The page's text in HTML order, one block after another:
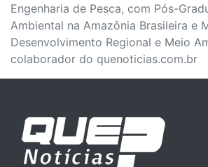
Engenharia de Pesca, com Pós-
Ambiental na Amazônia Brasileira e
Desenvolvimento Regional e Meio
colaborador do quenoticias.com.br